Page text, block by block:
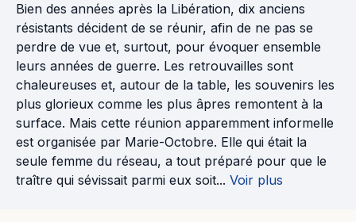
Bien des années après la Libération, dix anciens
résistants décident de se réunir, afin de ne pas se
perdre de vue et, surtout, pour évoquer ensemble
leurs années de guerre. Les retrouvailles sont
chaleureuses et, autour de la table, les souvenirs les
plus glorieux comme les plus âpres remontent à la
surface. Mais cette réunion apparemment informelle
est organisée par Marie-Octobre. Elle qui était la
seule femme du réseau, a tout préparé pour que le
traître qui sévissait parmi eux soit... Voir plus